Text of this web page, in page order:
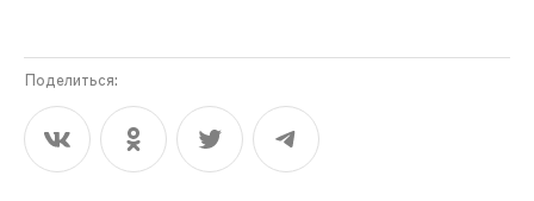
Поделиться: